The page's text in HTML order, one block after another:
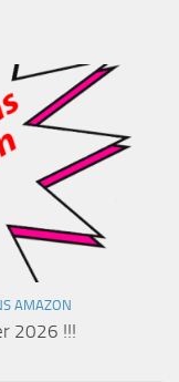
AMAZON
2026 !!!